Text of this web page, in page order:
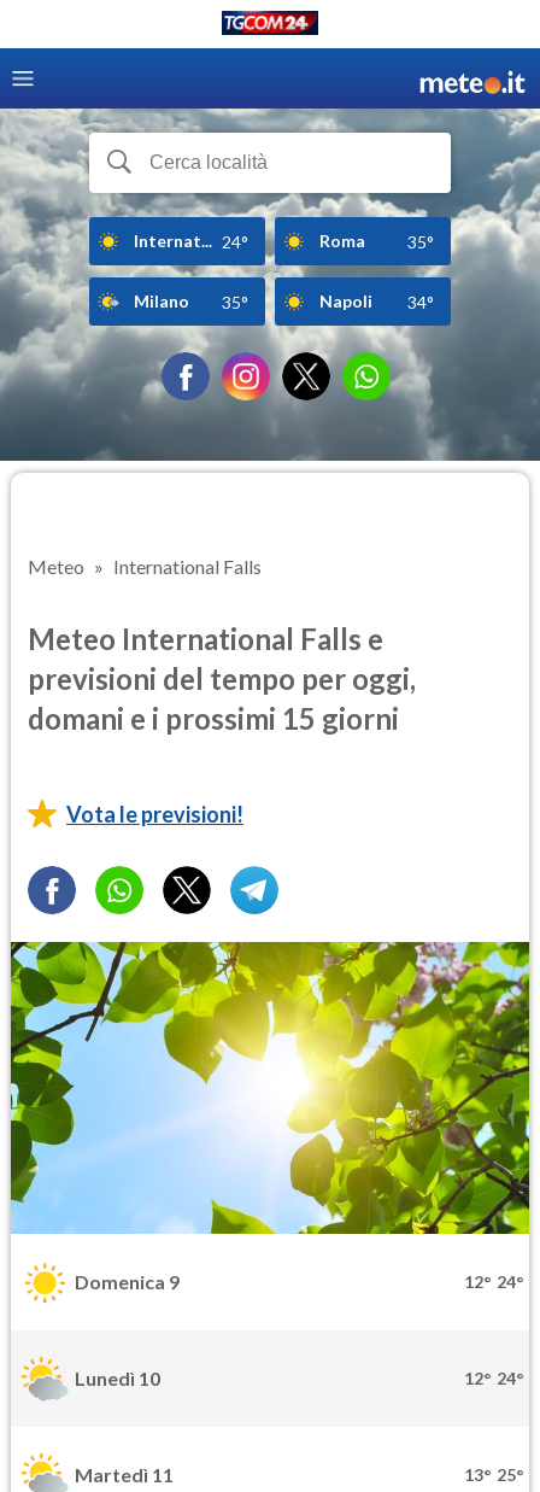
Internat... 24° Roma 35°
Milano 35° Napoli 34°
Meteo International Falls
Meteo International Falls e
previsioni del tempo per oggi,
domani e i prossimi 15 giorni
Vota le previsioni!
Domenica 9 12° 24°
Lunedì 10 12° 24°
Martedì 11 13° 25°